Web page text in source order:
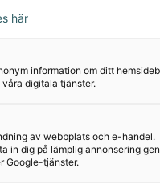
här
information om ditt
digitala tjänster.
av webbplats och e-handel.
in dig på lämplig annonsering
Google-tjänster.